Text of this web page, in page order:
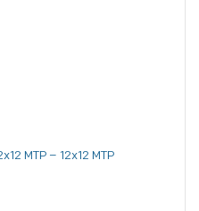
MTP – 12x12 MTP